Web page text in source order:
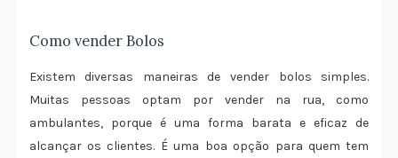
Como vender Bolos
Existem diversas maneiras de vender bolos simples.
Muitas pessoas optam por vender na rua, como
ambulantes, porque é uma forma barata e eficaz de
alcançar os clientes. É uma boa opção para quem tem